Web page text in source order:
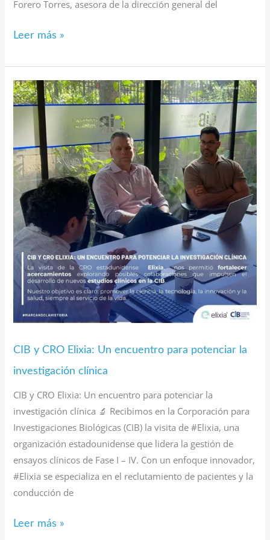
Forero Torres, asesora de la dirección general del
Leer más »
CIB y CRO Elixia: Un encuentro para potenciar la
investigación clínica
CIB y CRO Elixia: Un encuentro para potenciar la
investigación clínica 🔬 Recibimos en la Corporación para
Investigaciones Biológicas (CIB) la visita de #Elixia, una
organización estadounidense que lidera la gestión de
ensayos clínicos de Fase I – IV. Con un enfoque innovador,
#Elixia se especializa en el reclutamiento de pacientes y la
conducción de
CIB
y
CRO
Elixia:
Un
encuentro
para
potenciar
la
investigación
clínica
Leer más »